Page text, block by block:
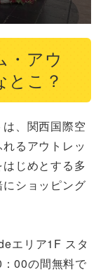
・アウ
とこ？
、関西国際空
るアウトレッ
じめとする多
ショッピング
エリア1F スタ
00の間無料で